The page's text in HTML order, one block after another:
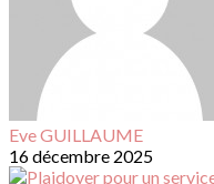
Eve GUILLAUME
16 décembre 2025